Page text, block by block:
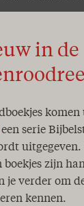
in de
serie
uitgegeven.
boekjes zijn
je verder om
kennen.